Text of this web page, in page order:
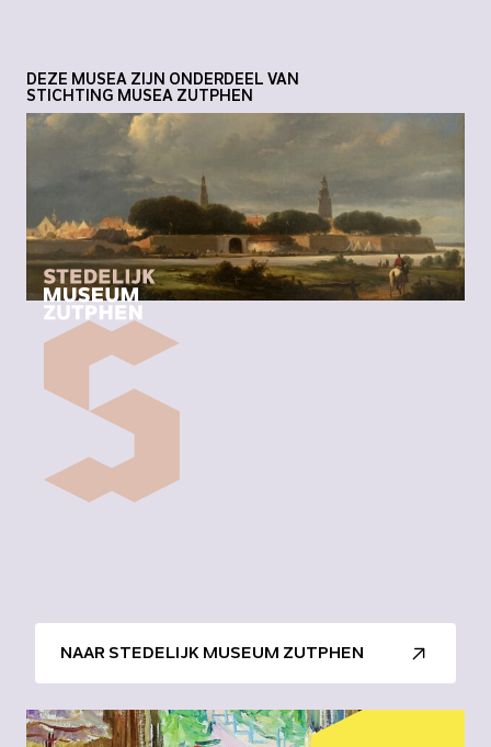
DEZE MUSEA ZIJN ONDERDEEL VAN
STICHTING MUSEA ZUTPHEN
NAAR STEDELIJK MUSEUM ZUTPHEN